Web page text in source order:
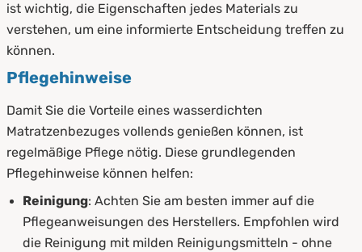
ist wichtig, die Eigenschaften jedes Materials zu
verstehen, um eine informierte Entscheidung treffen zu
können.
Pflegehinweise
Damit Sie die Vorteile eines wasserdichten
Matratzenbezuges vollends genießen können, ist
regelmäßige Pflege nötig. Diese grundlegenden
Pflegehinweise können helfen:
Reinigung: Achten Sie am besten immer auf die
Pflegeanweisungen des Herstellers. Empfohlen wird
die Reinigung mit milden Reinigungsmitteln - ohne